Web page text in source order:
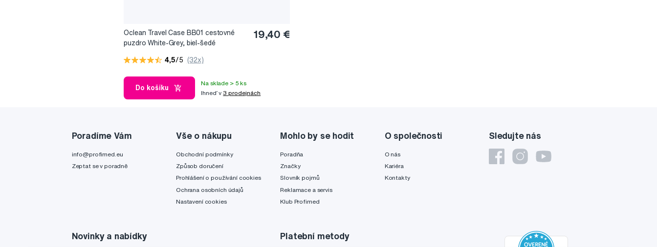
Oclean Travel Case BB01 cestovné
puzdro White-Grey, biel-šedé
19,40 €
4,5/5 (32x)
Do košíku
Na sklade > 5 ks
Ihneď v 3 prodejnách
Sledujte nás
Poradíme Vám
info@profimed.eu
Zeptat se v poradně
Vše o nákupu
Obchodní podmínky
Způsob doručení
Prohlášení o používání cookies
Ochrana osobních údajů
Nastavení cookies
Mohlo by se hodit
Poradňa
Značky
Slovník pojmů
Reklamace a servis
Klub Profimed
O společnosti
O nás
Kariéra
Kontakty
Novinky a nabídky Platební metody